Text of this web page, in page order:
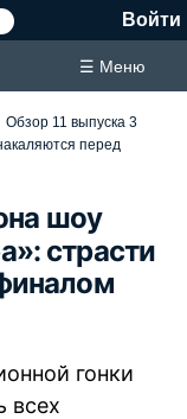
Войти
☰ Меню
Обзор 11 выпуска 3
перед
шоу
страсти
гонки
всех